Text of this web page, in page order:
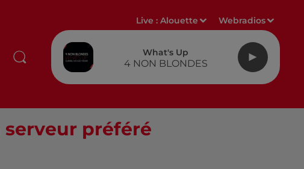
Live :Alouette Webradios
What's Up
4 NON BLONDES
préféré